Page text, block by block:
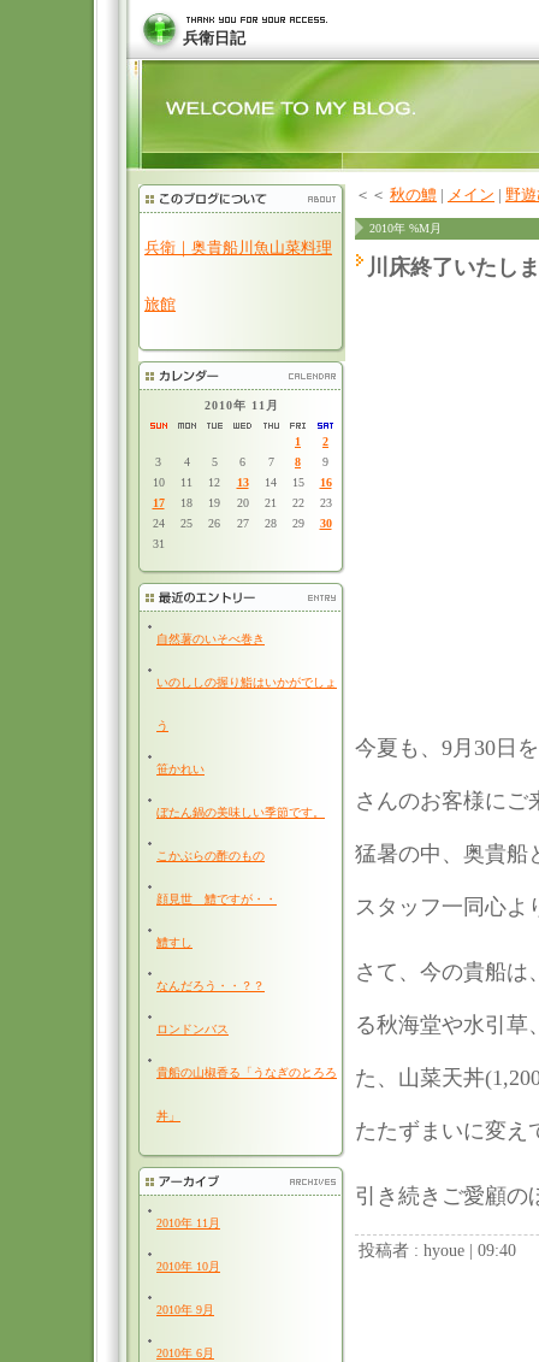
兵衛日記
兵衛｜奥貴船川魚山菜料理
旅館
2010年 11月
1
2
3
4 5 6 7 8
9
10
11 12 13 14 15
16
17
18 19 20 21 22
23
24
25 26 27 28 29
30
31
自然薯のいそべ巻き
いのししの握り鮨はいかがでしょ
う
笹かれい
ぼたん鍋の美味しい季節です。
こかぶらの酢のもの
顔見世 鱧ですが・・
鱧すし
なんだろう・・？？
ロンドンバス
貴船の山椒香る「うなぎのとろろ
丼」
2010年 11月
2010年 10月
2010年 9月
2010年 6月
＜＜ 秋の鱧 | メイン | 野
2010年 %M月
川床終了いたし
今夏も、9月30日
さんのお客様にご
猛暑の中、奥貴船
スタッフ一同心
さて、今の貴船は
る秋海堂や水引草
た、山菜天丼
たたずまいに変え
引き続きご愛顧の
投稿者 : hyoue | 09:40